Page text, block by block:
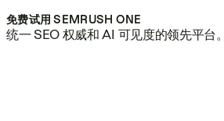
免费试用 SEMRUSH ONE
统一 SEO 权威和 AI 可见度的领先平台。